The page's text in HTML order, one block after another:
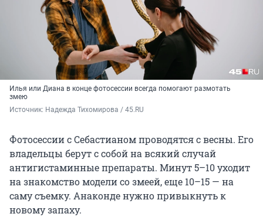
Илья или Диана в конце фотосессии всегда помогают размотать
змею
Источник: Надежда Тихомирова / 45.RU
Фотосессии с Себастианом проводятся с весны. Его
владельцы берут с собой на всякий случай
антигистаминные препараты. Минут 5–10 уходит
на знакомство модели со змеей, еще 10–15 — на
саму съемку. Анаконде нужно привыкнуть к
новому запаху.